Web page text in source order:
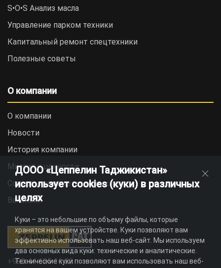
S•O•S Анализ масла
Управление парком техники
Капитальный ремонт спецтехники
Полезные советы
О компании
О компании
Новости
История компании
Миссия и ценности
Социальная ответственность
Вакансии
+992 44 625 11 22
ДООО «Цеппелин Таджикистан»
использует cookies (куки) в различных
целях
Куки – это небольшие по объему файлы, которые
хранятся на вашем устройстве. Куки позволяют вам
эффективно использовать наш веб-сайт. Мы используем
два основных вида куки: технические и аналитические.
Технические куки позволяют вам использовать наш веб-